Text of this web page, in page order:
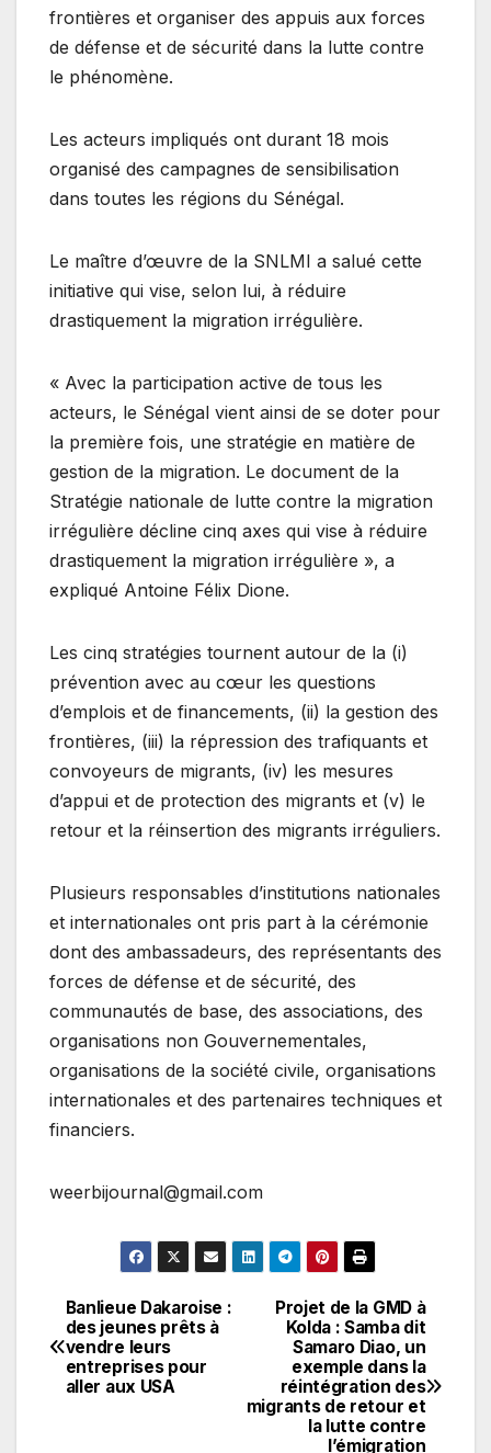
frontières et organiser des appuis aux forces
de défense et de sécurité dans la lutte contre
le phénomène.
Les acteurs impliqués ont durant 18 mois
organisé des campagnes de sensibilisation
dans toutes les régions du Sénégal.
Le maître d’œuvre de la SNLMI a salué cette
initiative qui vise, selon lui, à réduire
drastiquement la migration irrégulière.
« Avec la participation active de tous les
acteurs, le Sénégal vient ainsi de se doter pour
la première fois, une stratégie en matière de
gestion de la migration. Le document de la
Stratégie nationale de lutte contre la migration
irrégulière décline cinq axes qui vise à réduire
drastiquement la migration irrégulière », a
expliqué Antoine Félix Dione.
Les cinq stratégies tournent autour de la (i)
prévention avec au cœur les questions
d’emplois et de financements, (ii) la gestion des
frontières, (iii) la répression des trafiquants et
convoyeurs de migrants, (iv) les mesures
d’appui et de protection des migrants et (v) le
retour et la réinsertion des migrants irréguliers.
Plusieurs responsables d’institutions nationales
et internationales ont pris part à la cérémonie
dont des ambassadeurs, des représentants des
forces de défense et de sécurité, des
communautés de base, des associations, des
organisations non Gouvernementales,
organisations de la société civile, organisations
internationales et des partenaires techniques et
financiers.
weerbijournal@gmail.com
Navigation
de
Projet de la GMD à
Kolda : Samba dit
Samaro Diao, un
exemple dans la
réintégration des
migrants de retour et
la lutte contre
l’émigration
Banlieue Dakaroise :
des jeunes prêts à
vendre leurs
entreprises pour
aller aux USA